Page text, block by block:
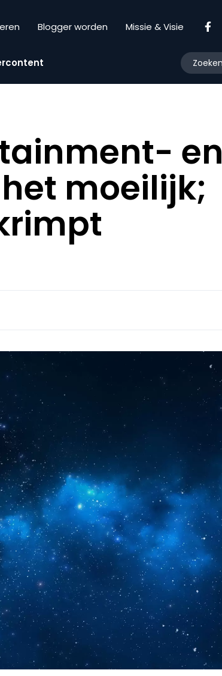
Blogger worden Missie & Visie
en
moeilijk;